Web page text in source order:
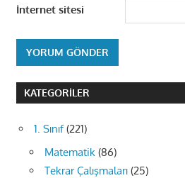
İnternet sitesi
KATEGORILER
1. Sınıf(221)
Matematik (86)
Tekrar Çalışmaları (25)